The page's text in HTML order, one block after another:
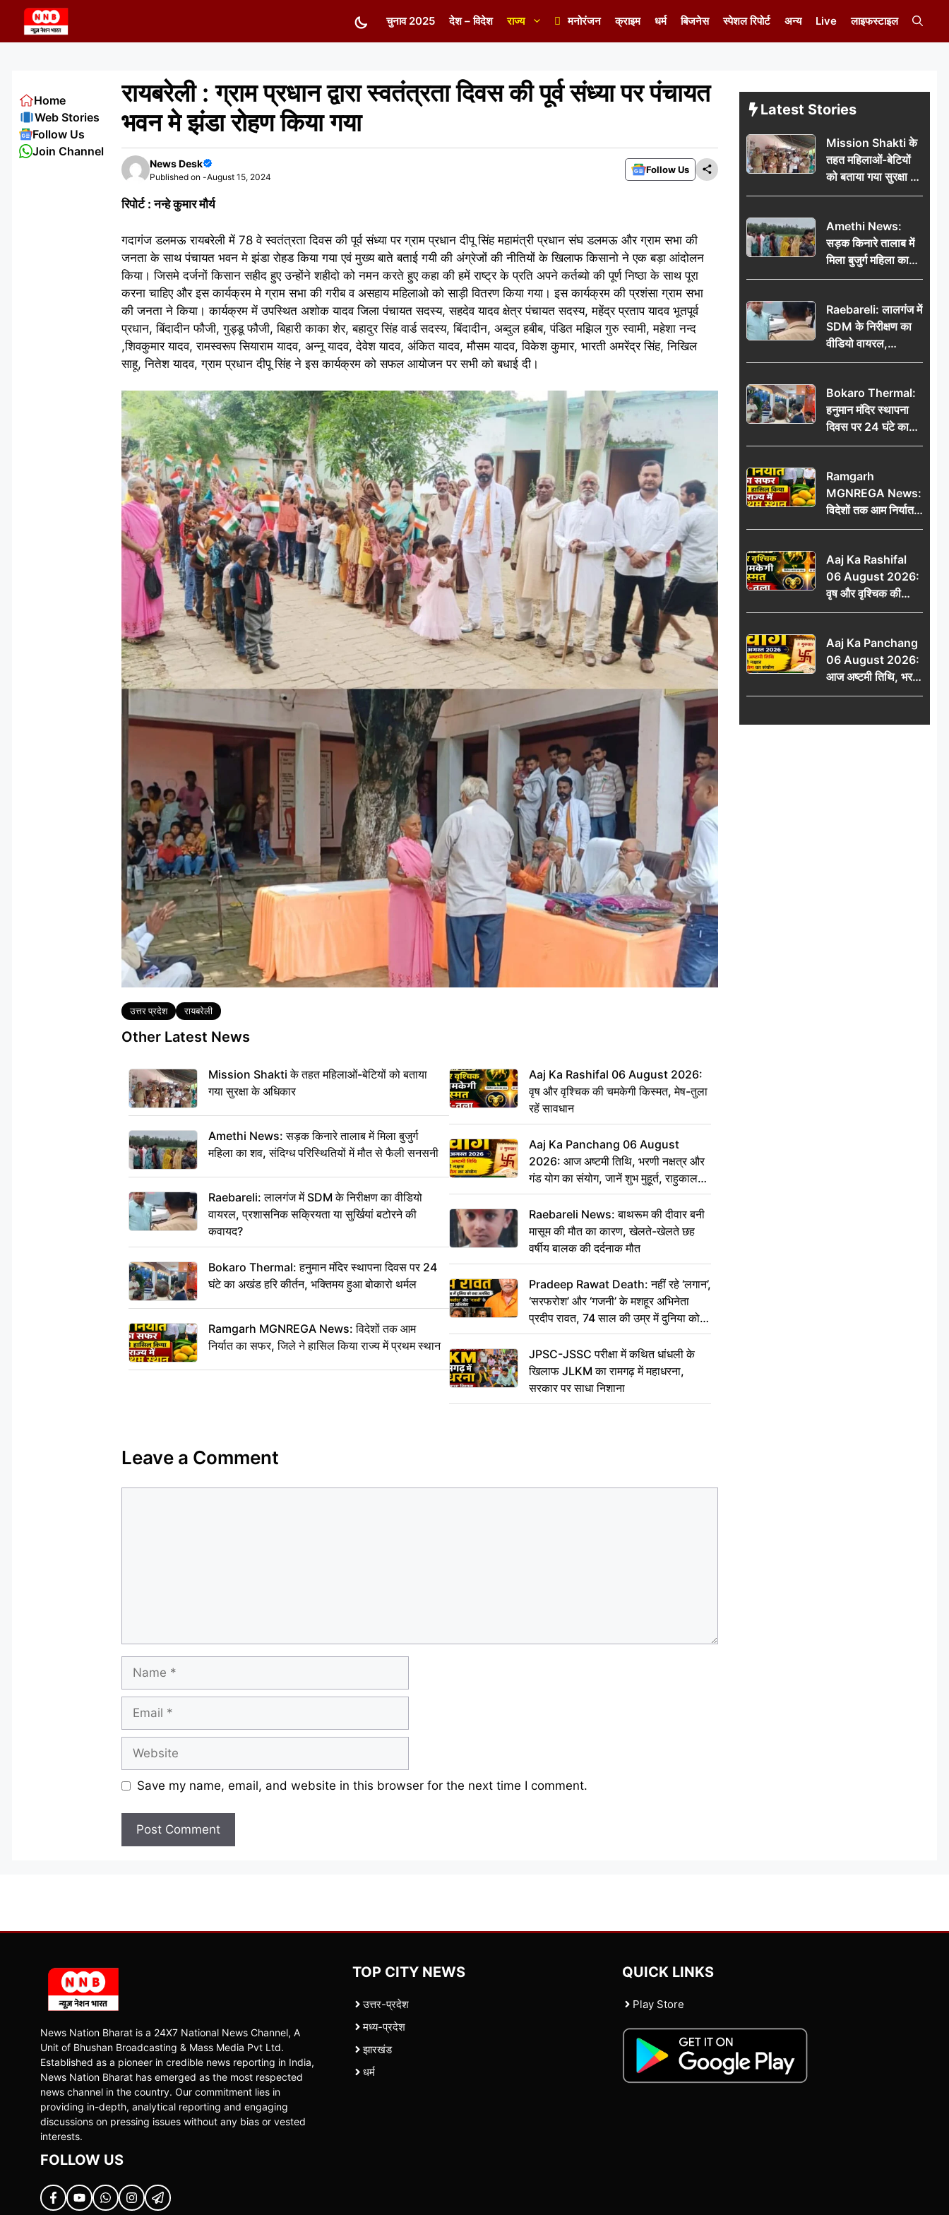
content
चुनाव 2025 देश – विदेश राज्य मनोरंजन क्राइम धर्म बिजनेस स्पेशल रिपोर्ट अन्य Live लाइफस्टाइल
रायबरेली : ग्राम प्रधान द्वारा स्वतंत्रता दिवस की पूर्व संध्या पर पंचायत
भवन मे झंडा रोहण किया गया
News Desk
Published on -August 15, 2024
Follow Us
रिपोर्ट : नन्हे कुमार मौर्य
गदागंज डलमऊ रायबरेली में 78 वे स्वतंत्रता दिवस की पूर्व संध्या पर ग्राम प्रधान दीपू सिंह महामंत्री प्रधान संघ डलमऊ और ग्राम सभा की
जनता के साथ पंचायत भवन मे झंडा रोहड किया गया एवं मुख्य बाते बताई गयी की अंग्रेजों की नीतियों के खिलाफ किसानो ने एक बड़ा आंदोलन
किया। जिसमे दर्जनों किसान सहीद हुए उन्होंने शहीदो को नमन करते हुए कहा की हमें राष्ट्र के प्रति अपने कर्तब्यो की पूर्ण निष्ठा के साथ पूरा
करना चाहिए और इस कार्यक्रम मे ग्राम सभा की गरीब व असहाय महिलाओ को साड़ी वितरण किया गया। इस कार्यक्रम की प्रशंसा ग्राम सभा
की जनता ने किया। कार्यक्रम में उपस्थित अशोक यादव जिला पंचायत सदस्य, सहदेव यादव क्षेत्र पंचायत सदस्य, महेंद्र प्रताप यादव भूतपूर्व
प्रधान, बिंदादीन फौजी, गुड्डू फौजी, बिहारी काका शेर, बहादुर सिंह वार्ड सदस्य, बिंदादीन, अब्दुल हबीब, पंडित मझिल गुरु स्वामी, महेशा नन्द
,शिवकुमार यादव, रामस्वरूप सियाराम यादव, अन्नू यादव, देवेश यादव, अंकित यादव, मौसम यादव, विकेश कुमार, भारती अमरेंद्र सिंह, निखिल
साहू, नितेश यादव, ग्राम प्रधान दीपू सिंह ने इस कार्यक्रम को सफल आयोजन पर सभी को बधाई दी।
Tags
उत्तर प्रदेश रायबरेली
Other Latest News
Mission Shakti के तहत महिलाओं-बेटियों को बताया
गया सुरक्षा के अधिकार
Amethi News: सड़क किनारे तालाब में मिला बुजुर्ग
महिला का शव, संदिग्ध परिस्थितियों में मौत से फैली सनसनी
Raebareli: लालगंज में SDM के निरीक्षण का वीडियो
वायरल, प्रशासनिक सक्रियता या सुर्खियां बटोरने की
कवायद?
Bokaro Thermal: हनुमान मंदिर स्थापना दिवस पर 24
घंटे का अखंड हरि कीर्तन, भक्तिमय हुआ बोकारो थर्मल
Ramgarh MGNREGA News: विदेशों तक आम
निर्यात का सफर, जिले ने हासिल किया राज्य में प्रथम स्थान
Aaj Ka Rashifal 06 August 2026:
वृष और वृश्चिक की चमकेगी किस्मत, मेष-तुला
रहें सावधान
Aaj Ka Panchang 06 August
2026: आज अष्टमी तिथि, भरणी नक्षत्र और
गंड योग का संयोग, जानें शुभ मुहूर्त, राहुकाल
और दिनभर का पंचांग
Raebareli News: बाथरूम की दीवार बनी
मासूम की मौत का कारण, खेलते-खेलते छह
वर्षीय बालक की दर्दनाक मौत
Pradeep Rawat Death: नहीं रहे ‘लगान’,
‘सरफरोश’ और ‘गजनी’ के मशहूर अभिनेता
प्रदीप रावत, 74 साल की उम्र में दुनिया को
कहा अलविदा
JPSC-JSSC परीक्षा में कथित धांधली के
खिलाफ JLKM का रामगढ़ में महाधरना,
सरकार पर साधा निशाना
Leave a Comment
Name
Email
Website
Save my name, email, and website in this browser for the next time I comment.
Home
Web Stories
Follow Us
Join Channel
Latest Stories
Mission Shakti के
तहत महिलाओं-बेटियों
को बताया गया सुरक्षा के
अधिकार
Amethi News:
सड़क किनारे तालाब में
मिला बुजुर्ग महिला का
शव, संदिग्ध परिस्थितियों
Raebareli: लालगंज में
SDM के निरीक्षण का
वीडियो वायरल,
प्रशासनिक सक्रियता
कवायद?
Bokaro Thermal:
हनुमान मंदिर स्थापना
दिवस पर 24 घंटे का
अखंड हरि कीर्तन,
थर्मल
Ramgarh
MGNREGA News:
विदेशों तक आम निर्यात
का सफर, जिले ने
प्रथम स्थान
Aaj Ka Rashifal
06 August 2026:
वृष और वृश्चिक की
चमकेगी किस्मत, मेष-
Aaj Ka Panchang
06 August 2026:
आज अष्टमी तिथि, भरणी
नक्षत्र और गंड योग का
राहुकाल और दिनभर का
News Nation Bharat is a 24X7 National News Channel, A
Unit of Bhushan Broadcasting & Mass Media Pvt Ltd.
Established as a pioneer in credible news reporting in India,
News Nation Bharat has emerged as the most respected
news channel in the country. Our commitment lies in
providing in-depth, analytical reporting and engaging
discussions on pressing issues without any bias or vested
interests.
FOLLOW US
TOP CITY NEWS
उत्तर-प्रदेश
मध्य-प्रदेश
झारखंड
धर्म
QUICK LINKS
Play Store